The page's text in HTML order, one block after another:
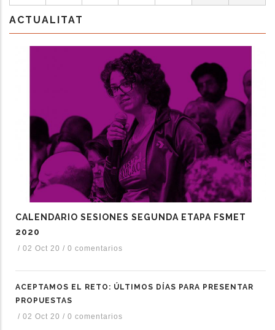
ACTUALITAT
CALENDARIO SESIONES SEGUNDA ETAPA FSMET
2020
/ 02 Oct 20 / 0 comentarios
ACEPTAMOS EL RETO: ÚLTIMOS DÍAS PARA PRESENTAR
PROPUESTAS
/ 02 Oct 20 / 0 comentarios